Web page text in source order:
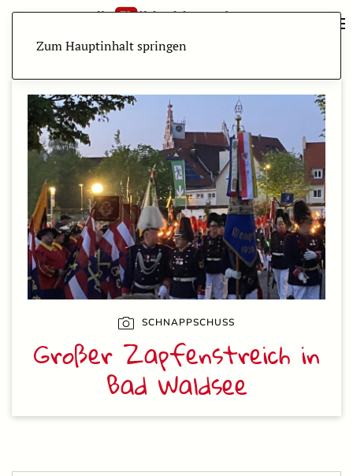
Zum Hauptinhalt springen
SCHNAPPSCHUSS
Großer Zapfenstreich in
Bad Waldsee